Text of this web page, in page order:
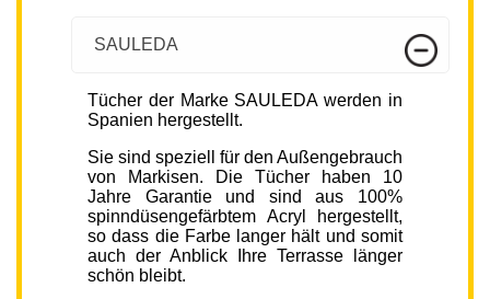
SAULEDA
Tücher der Marke SAULEDA werden in
Spanien hergestellt.
Sie sind speziell für den Außengebrauch
von Markisen. Die Tücher haben 10
Jahre Garantie und sind aus 100%
spinndüsengefärbtem Acryl hergestellt,
so dass die Farbe langer hält und somit
auch der Anblick Ihre Terrasse länger
schön bleibt.